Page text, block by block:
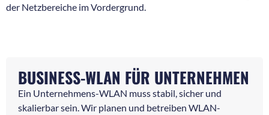
der Netzbereiche im Vordergrund.
BUSINESS-WLAN FÜR UNTERNEHMEN
Ein Unternehmens-WLAN muss stabil, sicher und
skalierbar sein. Wir planen und betreiben WLAN-